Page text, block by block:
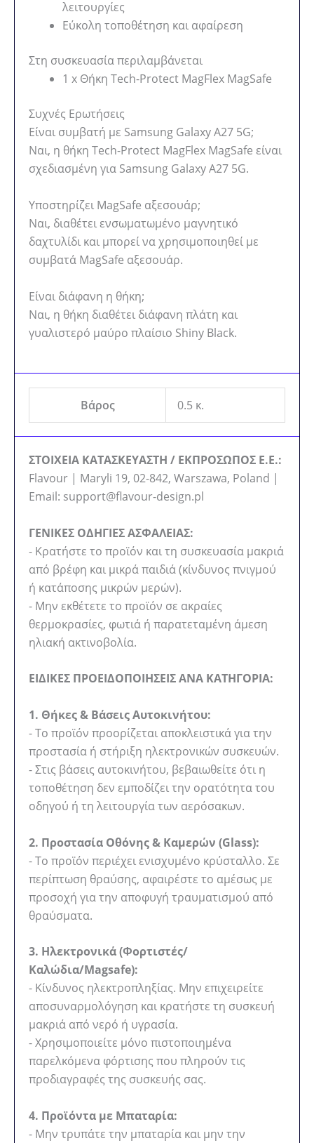
λειτουργίες
Εύκολη τοποθέτηση και αφαίρεση
Στη συσκευασία περιλαμβάνεται
1 x Θήκη Tech-Protect MagFlex MagSafe
Συχνές Ερωτήσεις
Είναι συμβατή με Samsung Galaxy A27 5G;
Ναι, η θήκη Tech-Protect MagFlex MagSafe είναι
σχεδιασμένη για Samsung Galaxy A27 5G.
Υποστηρίζει MagSafe αξεσουάρ;
Ναι, διαθέτει ενσωματωμένο μαγνητικό
δαχτυλίδι και μπορεί να χρησιμοποιηθεί με
συμβατά MagSafe αξεσουάρ.
Είναι διάφανη η θήκη;
Ναι, η θήκη διαθέτει διάφανη πλάτη και
γυαλιστερό μαύρο πλαίσιο Shiny Black.
Βάρος 0.5 κ.
ΣΤΟΙΧΕΙΑ ΚΑΤΑΣΚΕΥΑΣΤΗ / ΕΚΠΡΟΣΩΠΟΣ Ε.Ε.:
Flavour | Maryli 19, 02-842, Warszawa, Poland |
Email: support@flavour-design.pl
ΓΕΝΙΚΕΣ ΟΔΗΓΙΕΣ ΑΣΦΑΛΕΙΑΣ:
- Κρατήστε το προϊόν και τη συσκευασία μακριά
από βρέφη και μικρά παιδιά (κίνδυνος πνιγμού
ή κατάποσης μικρών μερών).
- Μην εκθέτετε το προϊόν σε ακραίες
θερμοκρασίες, φωτιά ή παρατεταμένη άμεση
ηλιακή ακτινοβολία.
ΕΙΔΙΚΕΣ ΠΡΟΕΙΔΟΠΟΙΗΣΕΙΣ ΑΝΑ ΚΑΤΗΓΟΡΙΑ:
1. Θήκες & Βάσεις Αυτοκινήτου:
- Το προϊόν προορίζεται αποκλειστικά για την
προστασία ή στήριξη ηλεκτρονικών συσκευών.
- Στις βάσεις αυτοκινήτου, βεβαιωθείτε ότι η
τοποθέτηση δεν εμποδίζει την ορατότητα του
οδηγού ή τη λειτουργία των αερόσακων.
2. Προστασία Οθόνης & Καμερών (Glass):
- Το προϊόν περιέχει ενισχυμένο κρύσταλλο. Σε
περίπτωση θραύσης, αφαιρέστε το αμέσως με
προσοχή για την αποφυγή τραυματισμού από
θραύσματα.
3. Ηλεκτρονικά (Φορτιστές/
Καλώδια/Magsafe):
- Κίνδυνος ηλεκτροπληξίας. Μην επιχειρείτε
αποσυναρμολόγηση και κρατήστε τη συσκευή
μακριά από νερό ή υγρασία.
- Χρησιμοποιείτε μόνο πιστοποιημένα
παρελκόμενα φόρτισης που πληρούν τις
προδιαγραφές της συσκευής σας.
4. Προϊόντα με Μπαταρία:
- Μην τρυπάτε την μπαταρία και μην την